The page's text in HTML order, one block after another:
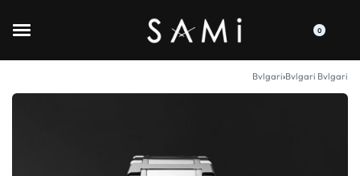
0
Bvlgari›Bvlgari Bvlgari